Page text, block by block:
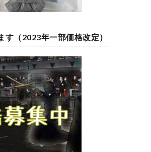
す（2023年一部価格改定）